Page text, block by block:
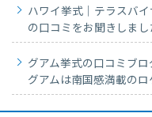
ハワイ挙式｜テラスバ
の口コミをお聞きしまし
グアム挙式の口コミブ
グアムは南国感満載のロ